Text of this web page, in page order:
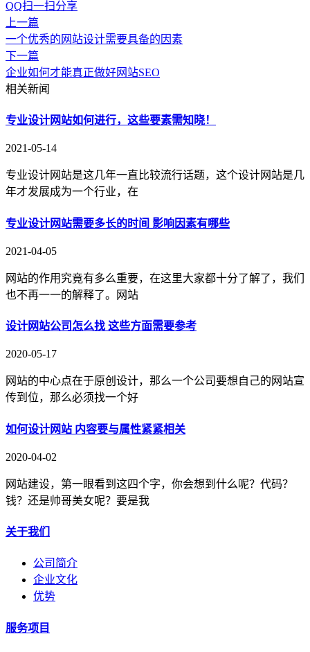
QQ扫一扫分享
上一篇
一个优秀的网站设计需要具备的因素
下一篇
企业如何才能真正做好网站SEO
相关新闻
专业设计网站如何进行，这些要素需知晓！
2021-05-14
专业设计网站是这几年一直比较流行话题，这个设计网站是几
年才发展成为一个行业，在
专业设计网站需要多长的时间 影响因素有哪些
2021-04-05
网站的作用究竟有多么重要，在这里大家都十分了解了，我们
也不再一一的解释了。网站
设计网站公司怎么找 这些方面需要参考
2020-05-17
网站的中心点在于原创设计，那么一个公司要想自己的网站宣
传到位，那么必须找一个好
如何设计网站 内容要与属性紧紧相关
2020-04-02
网站建设，第一眼看到这四个字，你会想到什么呢？代码？
钱？还是帅哥美女呢？要是我
关于我们
公司简介
企业文化
优势
服务项目